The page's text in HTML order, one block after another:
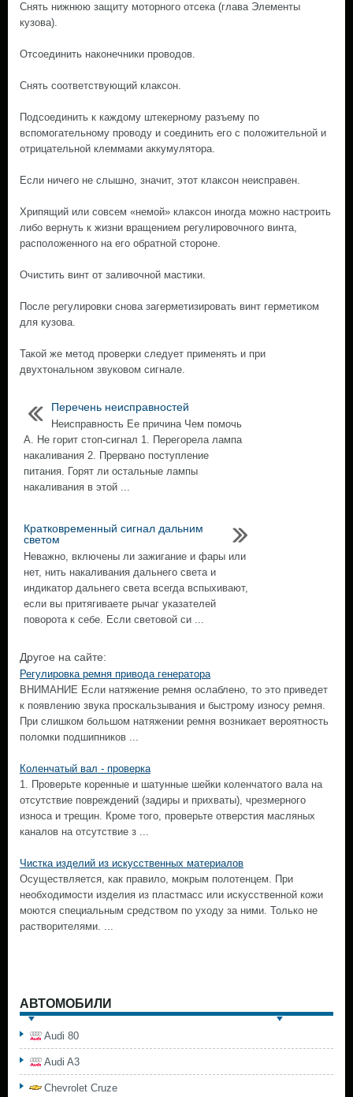
Снять нижнюю защиту моторного отсека (глава Элементы
кузова).
Отсоединить наконечники проводов.
Снять соответствующий клаксон.
Подсоединить к каждому штекерному разъему по
вспомогательному проводу и соединить его с положительной и
отрицательной клеммами аккумулятора.
Если ничего не слышно, значит, этот клаксон неисправен.
Хрипящий или совсем «немой» клаксон иногда можно настроить
либо вернуть к жизни вращением регулировочного винта,
расположенного на его обратной стороне.
Очистить винт от заливочной мастики.
После регулировки снова загерметизировать винт герметиком
для кузова.
Такой же метод проверки следует применять и при
двухтональном звуковом сигнале.
Перечень неисправностей
Неисправность Ее причина Чем помочь
А. Не горит стоп-сигнал 1. Перегорела лампа
накаливания 2. Прервано поступление
питания. Горят ли остальные лампы
накаливания в этой ...
Кратковременный сигнал дальним
светом
Неважно, включены ли зажигание и фары или
нет, нить накаливания дальнего света и
индикатор дальнего света всегда вспыхивают,
если вы притягиваете рычаг указателей
поворота к себе. Если световой си ...
Другое на сайте:
Регулировка ремня привода генератора
ВНИМАНИЕ Если натяжение ремня ослаблено, то это приведет
к появлению звука проскальзывания и быстрому износу ремня.
При слишком большом натяжении ремня возникает вероятность
поломки подшипников ...
Коленчатый вал - проверка
1. Проверьте коренные и шатунные шейки коленчатого вала на
отсутствие повреждений (задиры и прихваты), чрезмерного
износа и трещин. Кроме того, проверьте отверстия масляных
каналов на отсутствие з ...
Чистка изделий из искусственных материалов
Осуществляется, как правило, мокрым полотенцем. При
необходимости изделия из пластмасс или искусственной кожи
моются специальным средством по уходу за ними. Только не
растворителями. ...
АВТОМОБИЛИ
Audi 80
Audi A3
Chevrolet Cruze